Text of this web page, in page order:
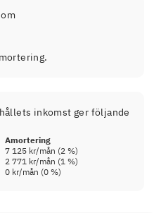
inkomst ger följande
Amortering
7 125 kr/mån (2 %)
2 771 kr/mån (1 %)
0 kr/mån (0 %)